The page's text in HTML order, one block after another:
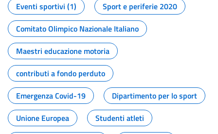
Eventi sportivi (1)
Sport e periferie 2020
Comitato Olimpico Nazionale Italiano
Maestri educazione motoria
contributi a fondo perduto
Emergenza Covid-19
Dipartimento per lo sport
Unione Europea
Studenti atleti